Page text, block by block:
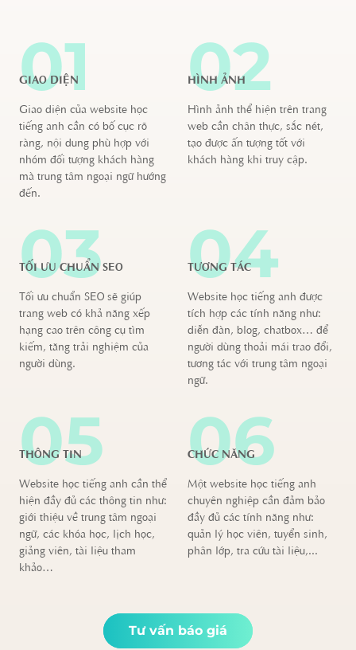
01
GIAO DIỆN
Giao diện của website học
tiếng anh cần có bố cục rõ
ràng, nội dung phù hợp với
nhóm đối tượng khách hàng
mà trung tâm ngoại ngữ hướng
đến.
02
HÌNH ẢNH
Hình ảnh thể hiện trên trang
web cần chân thực, sắc nét,
tạo được ấn tượng tốt với
khách hàng khi truy cập.
03
TỐI ƯU CHUẨN SEO
Tối ưu chuẩn SEO sẽ giúp
trang web có khả năng xếp
hạng cao trên công cụ tìm
kiếm, tăng trải nghiệm của
người dùng.
04
TƯƠNG TÁC
Website học tiếng anh được
tích hợp các tính năng như:
diễn đàn, blog, chatbox… để
người dùng thoải mái trao đổi,
tương tác với trung tâm ngoại
ngữ.
05
THÔNG TIN
Website học tiếng anh cần thể
hiện đầy đủ các thông tin như:
giới thiệu về trung tâm ngoại
ngữ, các khóa học, lịch học,
giảng viên, tài liệu tham
khảo…
06
CHỨC NĂNG
Một website học tiếng anh
chuyên nghiệp cần đảm bảo
đầy đủ các tính năng như:
quản lý học viên, tuyển sinh,
phân lớp, tra cứu tài liệu,...
Tư vấn báo giá